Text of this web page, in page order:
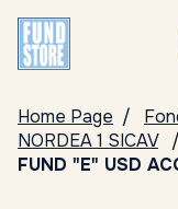
Home Page
NORDEA 1 SICAV
FUND "E" USD